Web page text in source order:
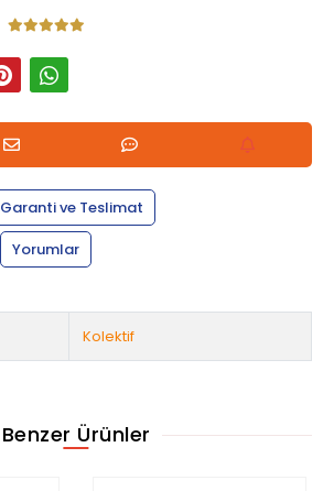
Garanti ve Teslimat
Yorumlar
Kolektif
Benzer Ürünler